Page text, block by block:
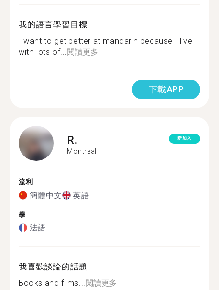
我的語言學習目標
I want to get better at mandarin because I live
with lots of...閱讀更多
下載APP
R.
Montreal
新加入
流利
簡體中文 英語
學
法語
我喜歡談論的話題
Books and films...閱讀更多